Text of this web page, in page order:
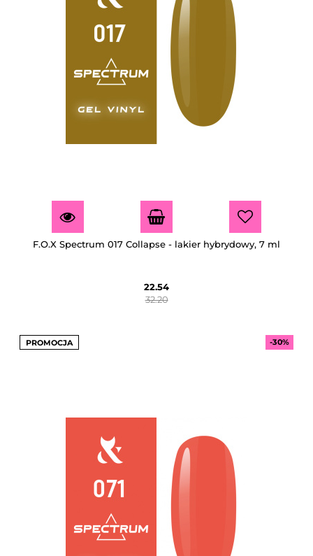
F.O.X Spectrum 017 Collapse - lakier hybrydowy, 7 ml
22.54
32.20
PROMOCJA -30%